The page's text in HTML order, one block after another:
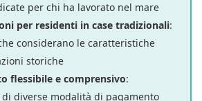
per chi ha lavorato nel mare
per residenti in case tradizionali:
considerano le caratteristiche
storiche
flessibile e comprensivo:
di diverse modalità di pagamento